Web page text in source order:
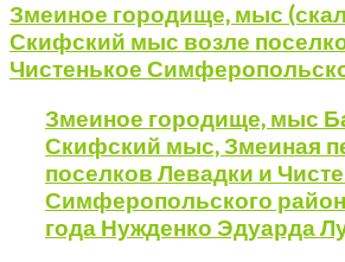
Змеиное городище, мыс
Скифский мыс возле
Чистенькое
Змеиное городище, мыс
Скифский мыс, Змеиная
поселков Левадки и
Симферопольского
года Нужденко Эдуарда